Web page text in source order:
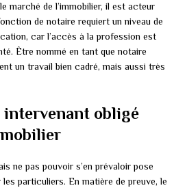
marché de l’immobilier, il est acteur
de notaire requiert un niveau de
car l’accès à la profession est
Être nommé en tant que notaire
un travail bien cadré, mais aussi très
intervenant obligé
ne pas pouvoir s’en prévaloir pose
particuliers. En matière de preuve, le